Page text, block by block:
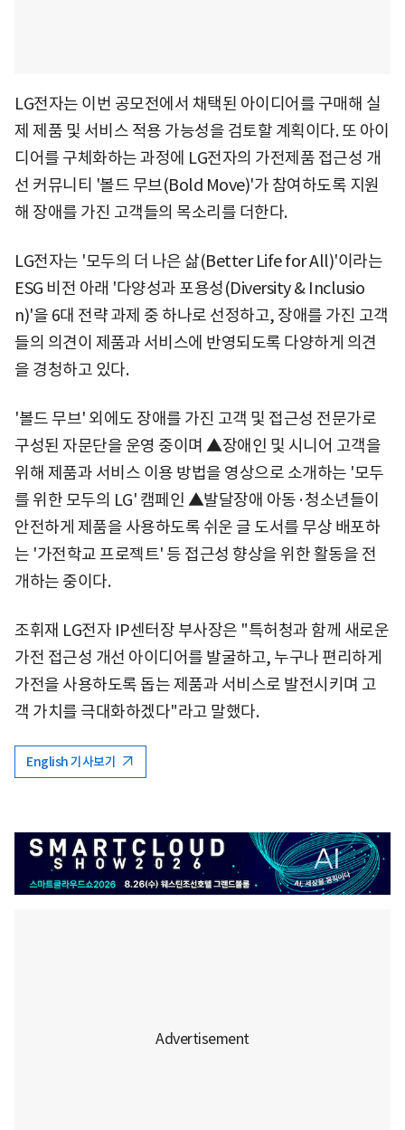
LG전자는 이번 공모전에서 채택된 아이디어를 구매해 실
제 제품 및 서비스 적용 가능성을 검토할 계획이다. 또 아이
디어를 구체화하는 과정에 LG전자의 가전제품 접근성 개
선 커뮤니티 '볼드 무브(Bold Move)'가 참여하도록 지원
해 장애를 가진 고객들의 목소리를 더한다.
LG전자는 '모두의 더 나은 삶(Better Life for All)'이라는
ESG 비전 아래 '다양성과 포용성(Diversity & Inclusio
n)'을 6대 전략 과제 중 하나로 선정하고, 장애를 가진 고객
들의 의견이 제품과 서비스에 반영되도록 다양하게 의견
을 경청하고 있다.
'볼드 무브' 외에도 장애를 가진 고객 및 접근성 전문가로
구성된 자문단을 운영 중이며 ▲장애인 및 시니어 고객을
위해 제품과 서비스 이용 방법을 영상으로 소개하는 '모두
를 위한 모두의 LG' 캠페인 ▲발달장애 아동·청소년들이
안전하게 제품을 사용하도록 쉬운 글 도서를 무상 배포하
는 '가전학교 프로젝트' 등 접근성 향상을 위한 활동을 전
개하는 중이다.
조휘재 LG전자 IP센터장 부사장은 "특허청과 함께 새로운
가전 접근성 개선 아이디어를 발굴하고, 누구나 편리하게
가전을 사용하도록 돕는 제품과 서비스로 발전시키며 고
객 가치를 극대화하겠다"라고 말했다.
English 기사보기